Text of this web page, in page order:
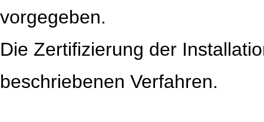
vorgegeben.
Die Zertifizierung der
beschriebenen Verfahren.